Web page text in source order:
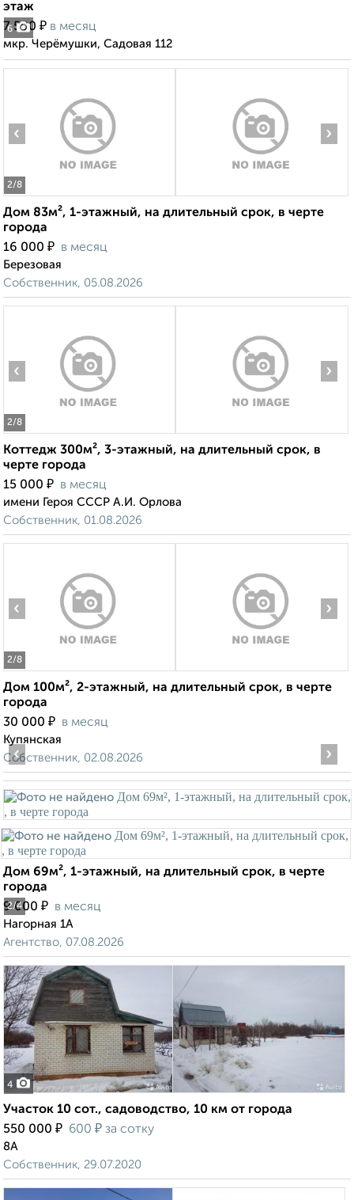
6
этаж
7 500 ₽ в месяц
мкр. Черёмушки, Садовая 112
2/8
‹ ›
Дом 83м², 1-этажный, на длительный срок, в черте
города
16 000 ₽ в месяц
Березовая
Собственник, 05.08.2026
2/8
‹ ›
Коттедж 300м², 3-этажный, на длительный срок, в
черте города
15 000 ₽ в месяц
имени Героя СССР А.И. Орлова
Собственник, 01.08.2026
2/8
‹ ›
Дом 100м², 2-этажный, на длительный срок, в черте
города
30 000 ₽ в месяц
Купянская
Собственник, 02.08.2026
2/4
‹ ›
Дом 69м², 1-этажный, на длительный срок, в черте
города
9 000 ₽ в месяц
Нагорная 1А
Агентство, 07.08.2026
4
Участок 10 сот., садоводство, 10 км от города
550 000 ₽ 600 ₽ за сотку
8А
Собственник, 29.07.2020